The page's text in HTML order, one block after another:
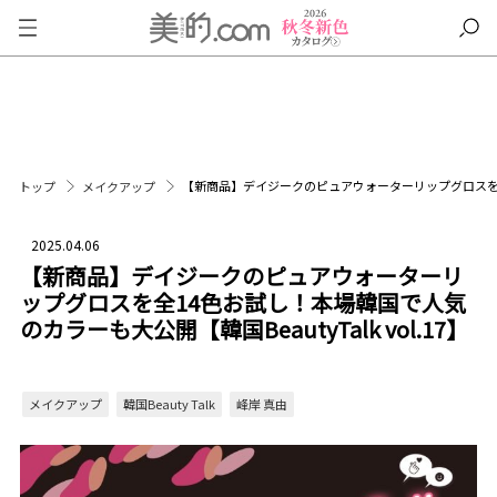
トップ メイクアップ 【新商品】デイジークのピュアウォーターリップグロ
2025.04.06
【新商品】デイジークのピュアウォーターリ
ップグロスを全14色お試し！本場韓国で人気
のカラーも大公開【韓国BeautyTalk vol.17】
メイクアップ 韓国Beauty Talk 峰岸 真由